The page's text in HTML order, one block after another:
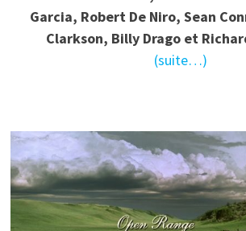
Garcia, Robert De Niro, Sean
Clarkson, Billy Drago et
(suite…)